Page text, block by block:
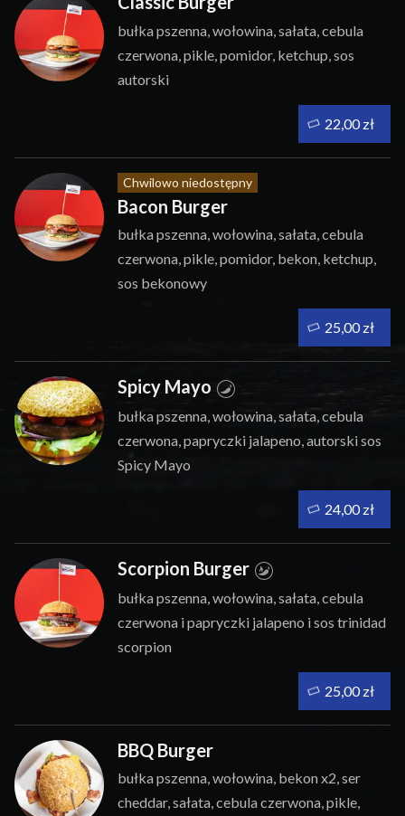
bułka pszenna, wołowina, sałata, cebula
czerwona, pikle, pomidor, ketchup, sos
autorski
Chwilowo niedostępny
Bacon Burger
bułka pszenna, wołowina, sałata, cebula
czerwona, pikle, pomidor, bekon, ketchup,
sos bekonowy
Spicy Mayo
bułka pszenna, wołowina, sałata, cebula
czerwona, papryczki jalapeno, autorski sos
Spicy Mayo
Scorpion Burger
bułka pszenna, wołowina, sałata, cebula
czerwona i papryczki jalapeno i sos trinidad
scorpion
BBQ Burger
bułka pszenna, wołowina, bekon x2, ser
cheddar, sałata, cebula czerwona, pikle,